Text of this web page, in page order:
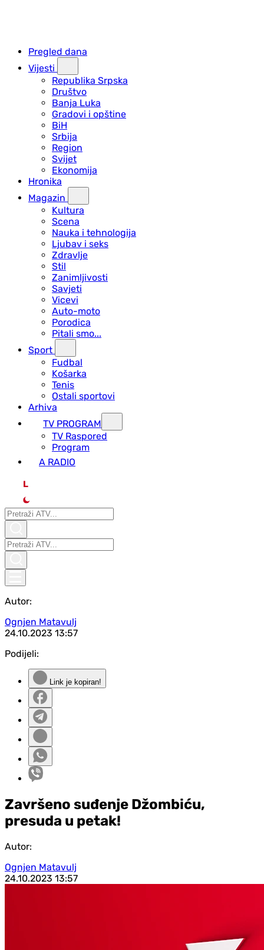
Pregled dana
Vijesti
Republika Srpska
Društvo
Banja Luka
Gradovi i opštine
BiH
Srbija
Region
Svijet
Ekonomija
Hronika
Magazin
Kultura
Scena
Nauka i tehnologija
Ljubav i seks
Zdravlje
Stil
Zanimljivosti
Savjeti
Vicevi
Auto-moto
Porodica
Pitali smo...
Sport
Fudbal
Košarka
Tenis
Ostali sportovi
Arhiva
TV PROGRAM
ТV Raspored
Program
A RADIO
L
Autor:
Ognjen Matavulj
24.10.2023 13:57
Podijeli:
Link je kopiran!
Završeno suđenje Džombiću,
presuda u petak!
Autor:
Ognjen Matavulj
24.10.2023 13:57